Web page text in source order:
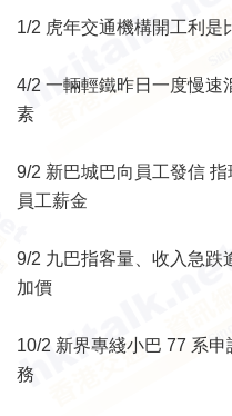
1/2 虎年交通機構開工利是
4/2 一輛輕鐵昨日一度慢
素
9/2 新巴城巴向員工發信
員工薪金
9/2 九巴指客量、收入急
加價
10/2 新界專綫小巴 77 系
務